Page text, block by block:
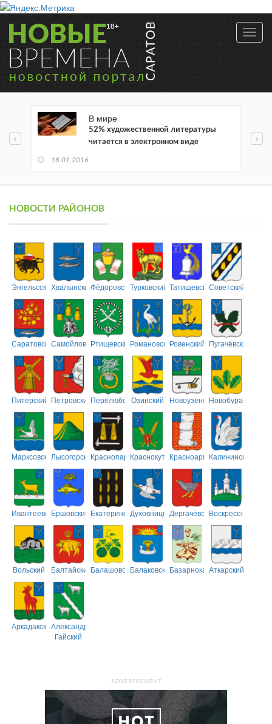
В мире
52% художественной литературы
читается в электронном виде
18.01.2016
НОВОСТИ РАЙОНОВ
ЭнгельсскийХвалынскийФёдоровскийТурковский ТатищевскийСоветский
СаратовскийСамойловскийРтищевскийРомановскийРовенский Пугачёвский
Питерский ПетровскийПерелюбскийОзинский НовоузенскийНовобурасский
МарксовскийЛысогорскийКраснопартизанский
КраснокутскийКрасноармейский
Калининский
ИвантеевскийЕршовский ЕкатериновскийДуховницкийДергачёвскийВоскресенский
Вольский БалтайскийБалашовскийБалаковскийБазарнокарабулакский
Аткарский
АркадакскийАлександрово-
Гайский
ADVERTISEMENT